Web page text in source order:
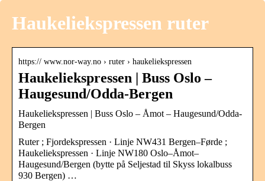
Haukeliekspressen ruter
https:// www.nor-way.no › ruter › haukeliekspressen
Haukeliekspressen | Buss Oslo –
Haugesund/Odda-Bergen
Haukeliekspressen | Buss Oslo – Åmot – Haugesund/Odda-
Bergen
Ruter ; Fjordekspressen · Linje NW431 Bergen–Førde ;
Haukeliekspressen · Linje NW180 Oslo–Åmot–
Haugesund/Bergen (bytte på Seljestad til Skyss lokalbuss
930 Bergen) …